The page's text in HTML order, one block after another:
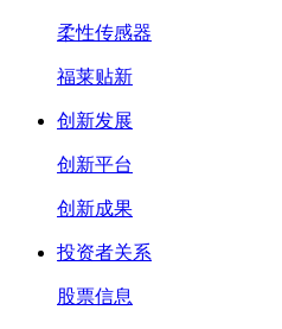
柔性传感器
福莱贴新
创新发展
创新平台
创新成果
投资者关系
股票信息